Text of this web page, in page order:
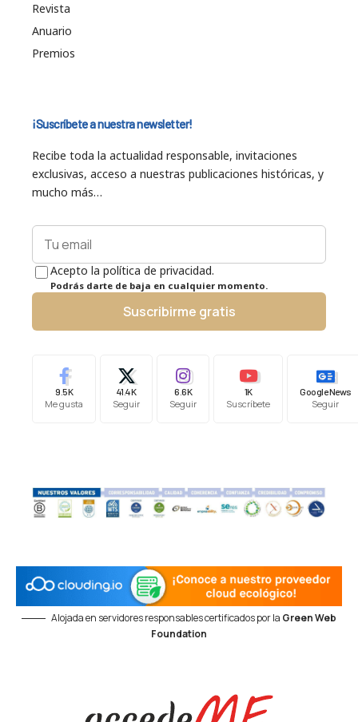
Revista
Anuario
Premios
¡Suscríbete a nuestra newsletter!
Recibe toda la actualidad responsable, invitaciones
exclusivas, acceso a nuestras publicaciones históricas, y
mucho más…
Acepto la política de privacidad.
Podrás darte de baja en cualquier momento.
Suscribirme gratis
9.5K
Me gusta
41.4K
Seguir
6.6K
Seguir
1K
Suscríbete
Google News
Seguir
Alojada en servidores responsables certificados por la Green Web
Foundation